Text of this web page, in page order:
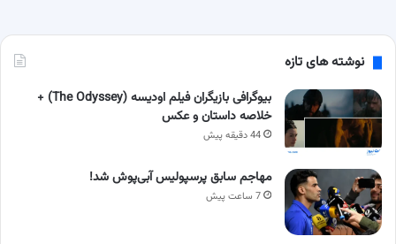
نوشته های تازه
بیوگرافی بازیگران فیلم اودیسه (The Odyssey) +
خلاصه داستان و عکس
44 دقیقه پیش
مهاجم سابق پرسپولیس آبی‌پوش شد!
7 ساعت پیش